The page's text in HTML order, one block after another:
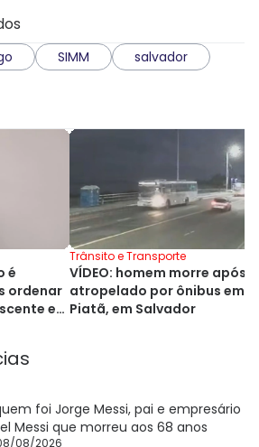
SIMM salvador
é
ordenar
em
Trânsito e Transporte
VÍDEO: homem morre após
atropelado por ônibus em
Piatã, em Salvador
foi Jorge Messi, pai e empresário
Messi que morreu aos 68 anos
08/2026